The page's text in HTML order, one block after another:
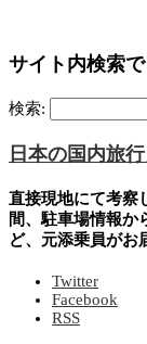
サイト内検索
検索:
日本の国内旅
直接現地にて考察
間、駐車場情報か
ど、元添乗員がお
Twitter
Facebook
RSS